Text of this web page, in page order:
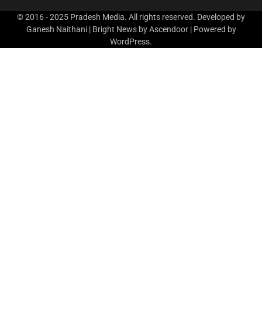
© 2016 - 2025 Pradesh Media. All rights reserved. Developed by
Ganesh Naithani | Bright News byAscendoor| Powered by
WordPress.